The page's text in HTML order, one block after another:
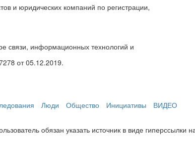
и юридических компаний по регистрации,
связи, информационных технологий и
от 05.12.2019.
Люди Общество Инициативы ВИДЕО
обязан указать источник в виде гиперссылки